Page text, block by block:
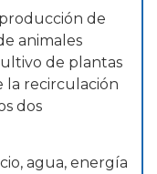
de
animales
de plantas
la recirculación
dos
agua, energía